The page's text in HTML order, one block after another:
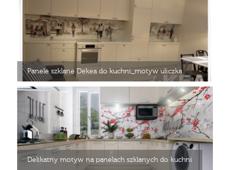
Panele szklane Dekea do kuchni_motyw uliczka
Delikatny motyw na panelach szklanych do kuchni